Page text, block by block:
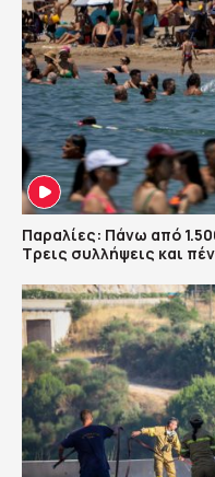
Παραλίες: Πάνω από
Τρεις συλλήψεις και